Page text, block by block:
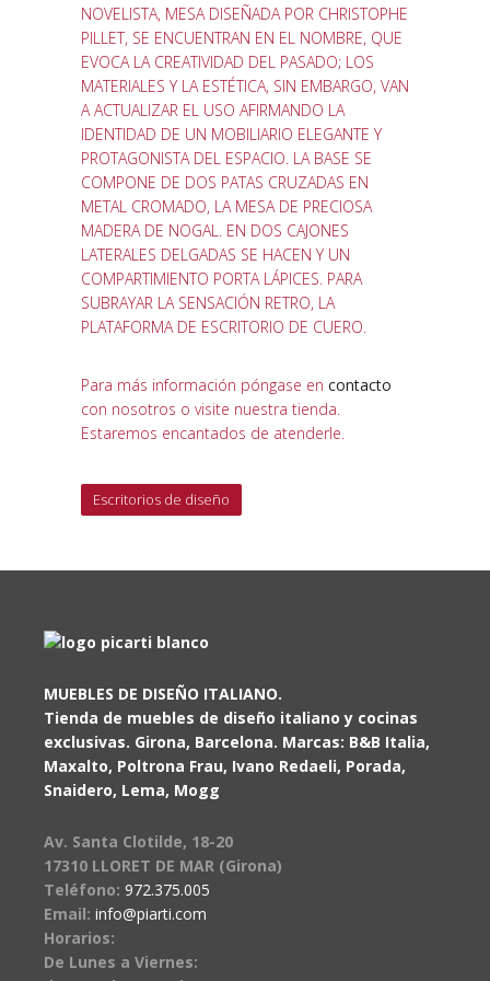
NOVELISTA, MESA DISEÑADA POR CHRISTOPHE
PILLET, SE ENCUENTRAN EN EL NOMBRE, QUE
EVOCA LA CREATIVIDAD DEL PASADO; LOS
MATERIALES Y LA ESTÉTICA, SIN EMBARGO, VAN
A ACTUALIZAR EL USO AFIRMANDO LA
IDENTIDAD DE UN MOBILIARIO ELEGANTE Y
PROTAGONISTA DEL ESPACIO. LA BASE SE
COMPONE DE DOS PATAS CRUZADAS EN
METAL CROMADO, LA MESA DE PRECIOSA
MADERA DE NOGAL. EN DOS CAJONES
LATERALES DELGADAS SE HACEN Y UN
COMPARTIMIENTO PORTA LÁPICES. PARA
SUBRAYAR LA SENSACIÓN RETRO, LA
PLATAFORMA DE ESCRITORIO DE CUERO.
Para más información póngase en contacto
con nosotros o visite nuestra tienda.
Estaremos encantados de atenderle.
Escritorios de diseño
MUEBLES DE DISEÑO ITALIANO.
Tienda de muebles de diseño italiano y cocinas
exclusivas. Girona, Barcelona. Marcas: B&B Italia,
Maxalto, Poltrona Frau, Ivano Redaeli, Porada,
Snaidero, Lema, Mogg
Av. Santa Clotilde, 18-20
17310 LLORET DE MAR (Girona)
Teléfono: 972.375.005
Email: info@piarti.com
Horarios:
De Lunes a Viernes: